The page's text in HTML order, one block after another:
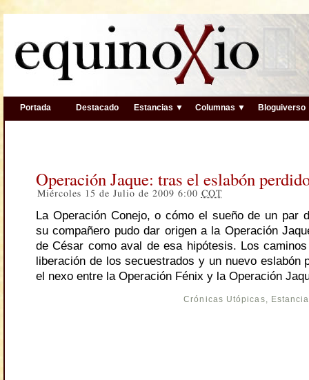
Portada Destacado Estancias ▼ Columnas ▼ Bloguiverso
Operación Jaque: tras el eslabón
Miércoles 15 de Julio de 2009 6:00 COT
La Operación Conejo, o cómo el sueño de un par
su compañero pudo dar origen a la Operación
de César como aval de esa hipótesis. Los
liberación de los secuestrados y un nuevo eslabón
el nexo entre la Operación Fénix y la Operación
Crónicas Utópicas,